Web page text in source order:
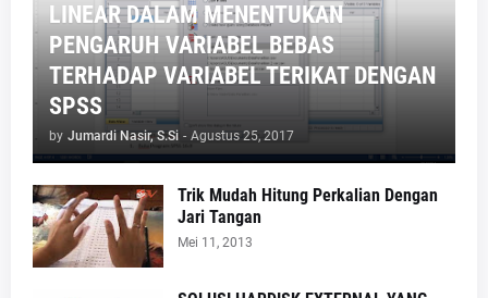
LINEAR DALAM MENENTUKAN
PENGARUH VARIABEL BEBAS
TERHADAP VARIABEL TERIKAT DENGAN
SPSS
by Jumardi Nasir, S.Si - Agustus 25, 2017
Trik Mudah Hitung Perkalian Dengan
Jari Tangan
Mei 11, 2013